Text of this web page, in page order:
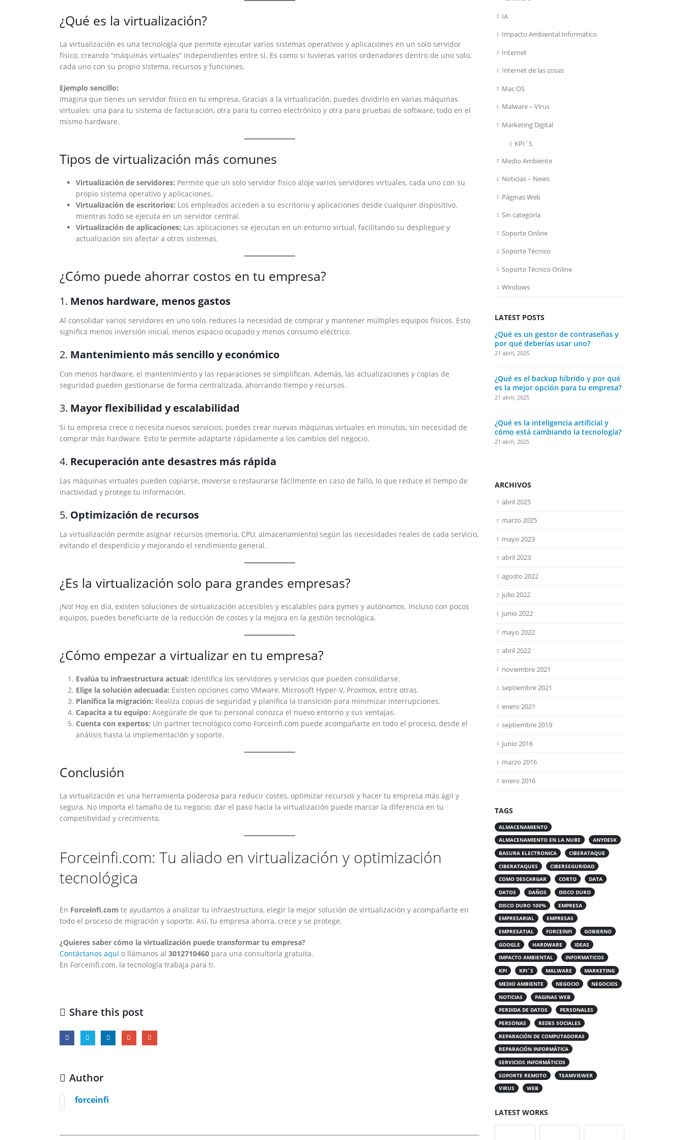
¿Qué es la virtualización?
La virtualización es una tecnología que permite ejecutar varios sistemas operativos y aplicaciones en un solo servidor
físico, creando “máquinas virtuales” independientes entre sí. Es como si tuvieras varios ordenadores dentro de uno solo,
cada uno con su propio sistema, recursos y funciones.
Ejemplo sencillo:
Imagina que tienes un servidor físico en tu empresa. Gracias a la virtualización, puedes dividirlo en varias máquinas
virtuales: una para tu sistema de facturación, otra para tu correo electrónico y otra para pruebas de software, todo en el
mismo hardware.
Tipos de virtualización más comunes
Virtualización de servidores: Permite que un solo servidor físico aloje varios servidores virtuales, cada uno con su
propio sistema operativo y aplicaciones.
Virtualización de escritorios: Los empleados acceden a su escritorio y aplicaciones desde cualquier dispositivo,
mientras todo se ejecuta en un servidor central.
Virtualización de aplicaciones: Las aplicaciones se ejecutan en un entorno virtual, facilitando su despliegue y
actualización sin afectar a otros sistemas.
¿Cómo puede ahorrar costos en tu empresa?
1. Menos hardware, menos gastos
Al consolidar varios servidores en uno solo, reduces la necesidad de comprar y mantener múltiples equipos físicos. Esto
significa menos inversión inicial, menos espacio ocupado y menos consumo eléctrico.
2. Mantenimiento más sencillo y económico
Con menos hardware, el mantenimiento y las reparaciones se simplifican. Además, las actualizaciones y copias de
seguridad pueden gestionarse de forma centralizada, ahorrando tiempo y recursos.
3. Mayor flexibilidad y escalabilidad
Si tu empresa crece o necesita nuevos servicios, puedes crear nuevas máquinas virtuales en minutos, sin necesidad de
comprar más hardware. Esto te permite adaptarte rápidamente a los cambios del negocio.
4. Recuperación ante desastres más rápida
Las máquinas virtuales pueden copiarse, moverse o restaurarse fácilmente en caso de fallo, lo que reduce el tiempo de
inactividad y protege tu información.
5. Optimización de recursos
La virtualización permite asignar recursos (memoria, CPU, almacenamiento) según las necesidades reales de cada servicio,
evitando el desperdicio y mejorando el rendimiento general.
¿Es la virtualización solo para grandes empresas?
¡No! Hoy en día, existen soluciones de virtualización accesibles y escalables para pymes y autónomos. Incluso con pocos
equipos, puedes beneficiarte de la reducción de costes y la mejora en la gestión tecnológica.
¿Cómo empezar a virtualizar en tu empresa?
Evalúa tu infraestructura actual: Identifica los servidores y servicios que pueden consolidarse.
Elige la solución adecuada: Existen opciones como VMware, Microsoft Hyper-V, Proxmox, entre otras.
Planifica la migración: Realiza copias de seguridad y planifica la transición para minimizar interrupciones.
Capacita a tu equipo: Asegúrate de que tu personal conozca el nuevo entorno y sus ventajas.
Cuenta con expertos: Un partner tecnológico como Forceinfi.com puede acompañarte en todo el proceso, desde el
análisis hasta la implementación y soporte.
Conclusión
La virtualización es una herramienta poderosa para reducir costes, optimizar recursos y hacer tu empresa más ágil y
segura. No importa el tamaño de tu negocio: dar el paso hacia la virtualización puede marcar la diferencia en tu
competitividad y crecimiento.
Forceinfi.com: Tu aliado en virtualización y optimización
tecnológica
En Forceinfi.com te ayudamos a analizar tu infraestructura, elegir la mejor solución de virtualización y acompañarte en
todo el proceso de migración y soporte. Así, tu empresa ahorra, crece y se protege.
¿Quieres saber cómo la virtualización puede transformar tu empresa?
Contáctanos aquí o llámanos al 3012710460 para una consultoría gratuita.
En Forceinfi.com, la tecnología trabaja para ti.
Share this post
Author
forceinfi
IA
Impacto Ambiental Informático
Internet
Internet de las cosas
Mac OS
Malware – Virus
Marketing Digital
KPI´S
Medio Ambiente
Noticias – News
Páginas Web
Sin categoría
Soporte Online
Soporte Técnico
Soporte Técnico Online
Windows
LATEST POSTS
¿Qué es un gestor de contraseñas y
por qué deberías usar uno?
21 abril, 2025
¿Qué es el backup híbrido y por qué
es la mejor opción para tu empresa?
21 abril, 2025
¿Qué es la inteligencia artificial y
cómo está cambiando la tecnología?
21 abril, 2025
ARCHIVOS
abril 2025
marzo 2025
mayo 2023
abril 2023
agosto 2022
julio 2022
junio 2022
mayo 2022
abril 2022
noviembre 2021
septiembre 2021
enero 2021
septiembre 2019
junio 2016
marzo 2016
enero 2016
TAGS
ALMACENAMIENTO
ALMACENAMIENTO EN LA NUBE
ANYDESK
BASURA ELECTRONICA
CIBERATAQUE
CIBERATAQUES
CIBERSEGURIDAD
COMO DESCARGAR
CORTO
DATA
DATOS
DAÑOS
DISCO DURO
DISCO DURO 100%
EMPRESA
EMPRESARIAL
EMPRESAS
EMPRESATIAL
FORCEINFI
GOBIERNO
GOOGLE
HARDWARE
IDEAS
IMPACTO AMBIENTAL
INFORMATICOS
KPI
KPI´S MALWARE
MARKETING
MEDIO AMBIENTE
NEGOCIO
NEGOCIOS
NOTICIAS
PAGINAS WEB
PERDIDA DE DATOS
PERSONALES
PERSONAS
REDES SOCIALES
REPARACIÓN DE COMPUTADORAS
REPARACIÓN INFORMÁTICA
SERVICIOS INFORMÁTICOS
SOPORTE REMOTO
TEAMVIEWER
VIRUS
WEB
LATEST WORKS